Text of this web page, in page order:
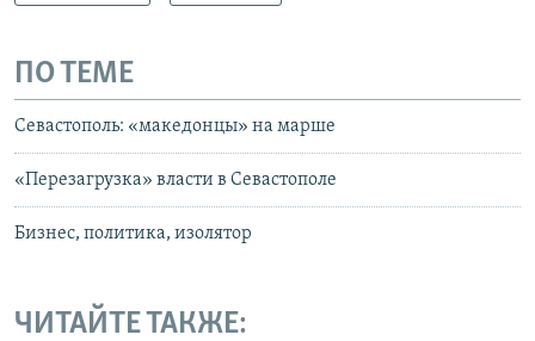
ПО ТЕМЕ
Севастополь: «македонцы» на марше
«Перезагрузка» власти в Севастополе
Бизнес, политика, изолятор
ЧИТАЙТЕ ТАКЖЕ: